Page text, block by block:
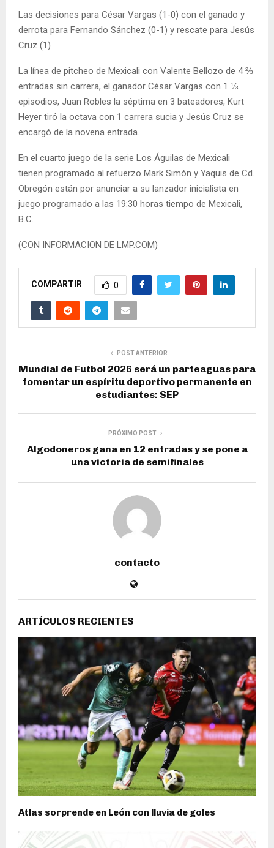
Las decisiones para César Vargas (1-0) con el ganado y
derrota para Fernando Sánchez (0-1) y rescate para Jesús
Cruz (1)
La línea de pitcheo de Mexicali con Valente Bellozo de 4 ⅔
entradas sin carrera, el ganador César Vargas con 1 ⅓
episodios, Juan Robles la séptima en 3 bateadores, Kurt
Heyer tiró la octava con 1 carrera sucia y Jesús Cruz se
encargó de la novena entrada.
En el cuarto juego de la serie Los Águilas de Mexicali
tienen programado al refuerzo Mark Simón y Yaquis de Cd.
Obregón están por anunciar a su lanzador inicialista en
juego programado a las 19:30 horas tiempo de Mexicali,
B.C.
(CON INFORMACION DE LMP.COM)
COMPARTIR 0
POST ANTERIOR
Mundial de Futbol 2026 será un parteaguas para
fomentar un espíritu deportivo permanente en
estudiantes: SEP
PRÓXIMO POST
Algodoneros gana en 12 entradas y se pone a
una victoria de semifinales
contacto
ARTÍCULOS RECIENTES
Atlas sorprende en León con lluvia de goles